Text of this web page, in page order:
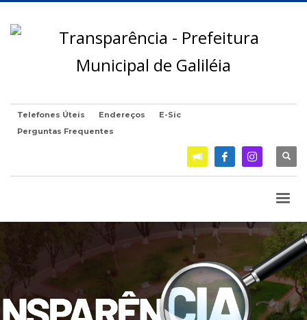
Telefones Úteis Endereços
E-Sic
Perguntas Frequentes